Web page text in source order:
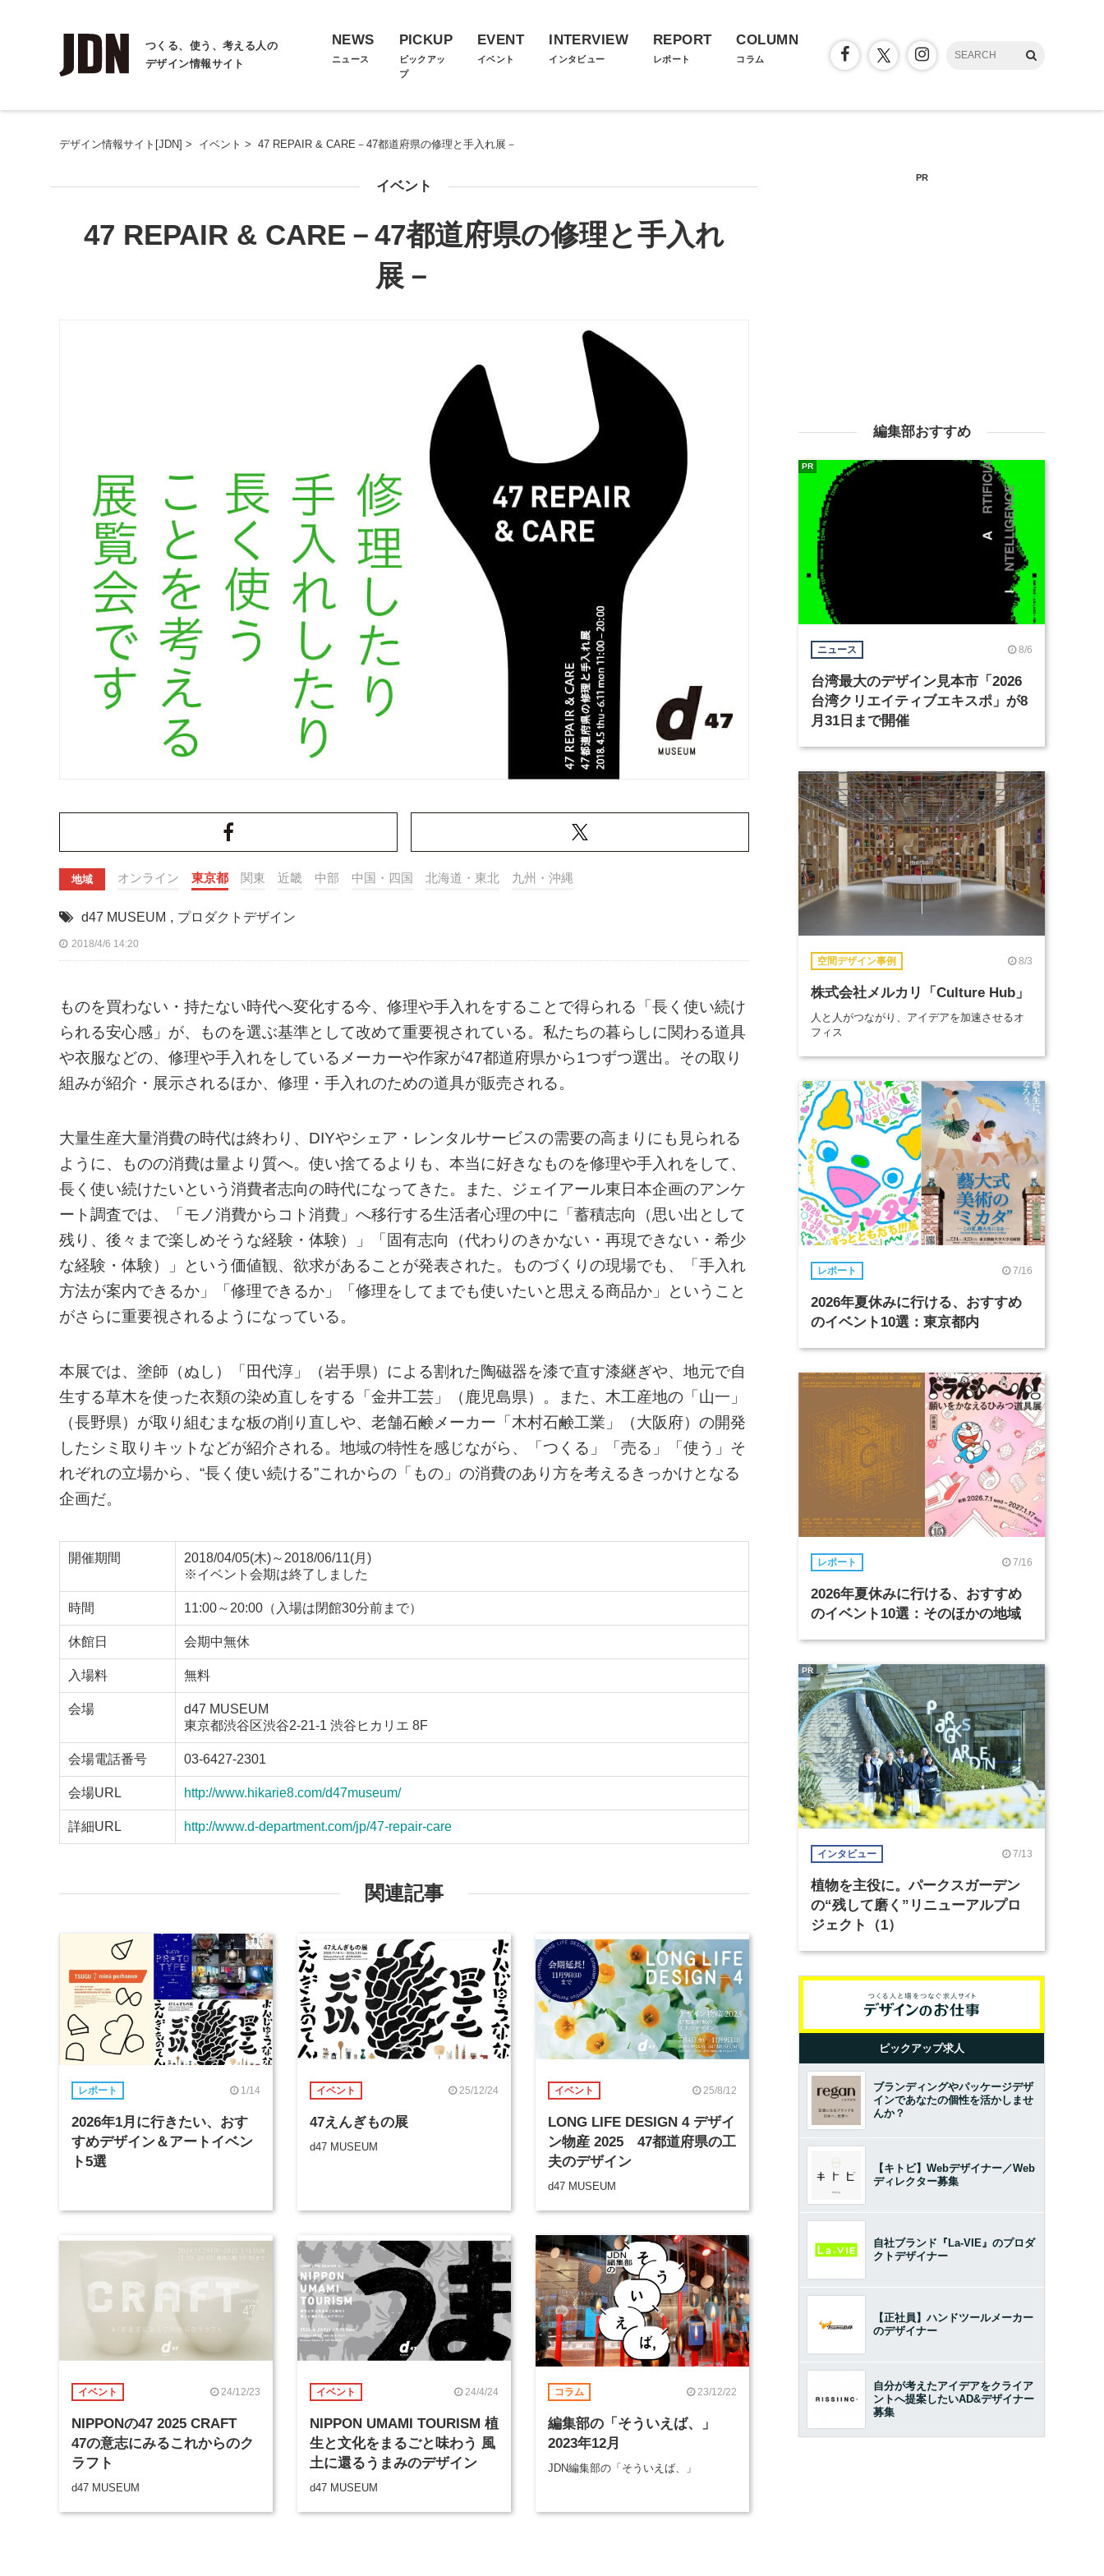
つくる、使う、考える人の
デザイン情報サイト
NEWS
ニュース
PICKUP
ピックアッ
プ
EVENT
イベント
INTERVIEW
インタビュー
REPORT
レポート
COLUMN
コラム
デザイン情報サイト[JDN] > イベント > 47 REPAIR & CARE－47都道府県の修理と手入れ展－
イベント
47 REPAIR & CARE－47都道府県の修理と手入れ
展－
地域 オンライン 東京都 関東 近畿 中部 中国・四国 北海道・東北 九州・沖縄
d47 MUSEUM , プロダクトデザイン
2018/4/6 14:20
ものを買わない・持たない時代へ変化する今、修理や手入れをすることで得られる「長く使い続け
られる安心感」が、ものを選ぶ基準として改めて重要視されている。私たちの暮らしに関わる道具
や衣服などの、修理や手入れをしているメーカーや作家が47都道府県から1つずつ選出。その取り
組みが紹介・展示されるほか、修理・手入れのための道具が販売される。
大量生産大量消費の時代は終わり、DIYやシェア・レンタルサービスの需要の高まりにも見られる
ように、ものの消費は量より質へ。使い捨てるよりも、本当に好きなものを修理や手入れをして、
長く使い続けたいという消費者志向の時代になってきた。また、ジェイアール東日本企画のアンケ
ート調査では、「モノ消費からコト消費」へ移行する生活者心理の中に「蓄積志向（思い出として
残り、後々まで楽しめそうな経験・体験）」「固有志向（代わりのきかない・再現できない・希少
な経験・体験）」という価値観、欲求があることが発表された。ものづくりの現場でも、「手入れ
方法が案内できるか」「修理できるか」「修理をしてまでも使いたいと思える商品か」ということ
がさらに重要視されるようになっている。
本展では、塗師（ぬし）「田代淳」（岩手県）による割れた陶磁器を漆で直す漆継ぎや、地元で自
生する草木を使った衣類の染め直しをする「金井工芸」（鹿児島県）。また、木工産地の「山一」
（長野県）が取り組むまな板の削り直しや、老舗石鹸メーカー「木村石鹸工業」（大阪府）の開発
したシミ取りキットなどが紹介される。地域の特性を感じながら、「つくる」「売る」「使う」そ
れぞれの立場から、“長く使い続ける”これからの「もの」の消費のあり方を考えるきっかけとなる
企画だ。
開催期間
2018/04/05(木)～2018/06/11(月)
※イベント会期は終了しました
時間 11:00～20:00（入場は閉館30分前まで）
休館日 会期中無休
入場料 無料
会場
d47 MUSEUM
東京都渋谷区渋谷2-21-1 渋谷ヒカリエ 8F
会場電話番号 03-6427-2301
会場URL http://www.hikarie8.com/d47museum/
詳細URL http://www.d-department.com/jp/47-repair-care
関連記事
レポート 1/14
2026年1月に行きたい、おす
すめデザイン＆アートイベン
ト5選
イベント 25/12/24
47えんぎもの展
d47 MUSEUM
イベント 25/8/12
LONG LIFE DESIGN 4 デザイ
ン物産 2025 47都道府県の工
夫のデザイン
d47 MUSEUM
イベント 24/12/23
NIPPONの47 2025 CRAFT
47の意志にみるこれからのク
ラフト
d47 MUSEUM
イベント 24/4/24
NIPPON UMAMI TOURISM 植
生と文化をまるごと味わう 風
土に還るうまみのデザイン
d47 MUSEUM
コラム 23/12/22
編集部の「そういえば、」
2023年12月
JDN編集部の「そういえば、」
PR
編集部おすすめ
ニュース 8/6
台湾最大のデザイン見本市「2026
台湾クリエイティブエキスポ」が8
月31日まで開催
PR
空間デザイン事例 8/3
株式会社メルカリ「Culture Hub」
人と人がつながり、アイデアを加速させるオ
フィス
レポート 7/16
2026年夏休みに行ける、おすすめ
のイベント10選：東京都内
レポート 7/16
2026年夏休みに行ける、おすすめ
のイベント10選：そのほかの地域
インタビュー 7/13
植物を主役に。パークスガーデン
の“残して磨く”リニューアルプロ
ジェクト（1）
PR
ピックアップ求人
ブランディングやパッケージデザ
インであなたの個性を活かしませ
んか？
【キトビ】Webデザイナー／Web
ディレクター募集
自社ブランド『La-VIE』のプロダ
クトデザイナー
【正社員】ハンドツールメーカー
のデザイナー
自分が考えたアイデアをクライア
ントへ提案したいAD&デザイナー
募集